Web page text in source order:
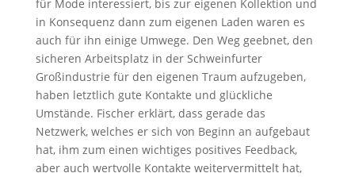
für Mode interessiert, bis zur eigenen Kollektion und
in Konsequenz dann zum eigenen Laden waren es
auch für ihn einige Umwege. Den Weg geebnet, den
sicheren Arbeitsplatz in der Schweinfurter
Großindustrie für den eigenen Traum aufzugeben,
haben letztlich gute Kontakte und glückliche
Umstände. Fischer erklärt, dass gerade das
Netzwerk, welches er sich von Beginn an aufgebaut
hat, ihm zum einen wichtiges positives Feedback,
aber auch wertvolle Kontakte weitervermittelt hat,